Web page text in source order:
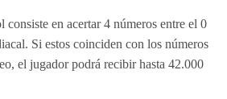
en acertar 4 números entre el 0
Si estos coinciden con los números
el jugador podrá recibir hasta 42.000